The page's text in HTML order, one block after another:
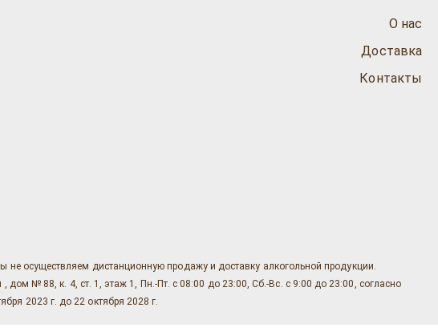
О нас
Доставка
Контакты
осуществляем дистанционную продажу и доставку алкогольной продукции.
№ 88, к. 4, ст. 1, этаж 1, Пн.-Пт. с 08:00 до 23:00, Сб.-Вс. с 9:00 до 23:00, согласно
2023 г. до 22 октября 2028 г.